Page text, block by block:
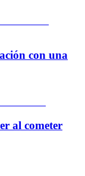
con una
al cometer